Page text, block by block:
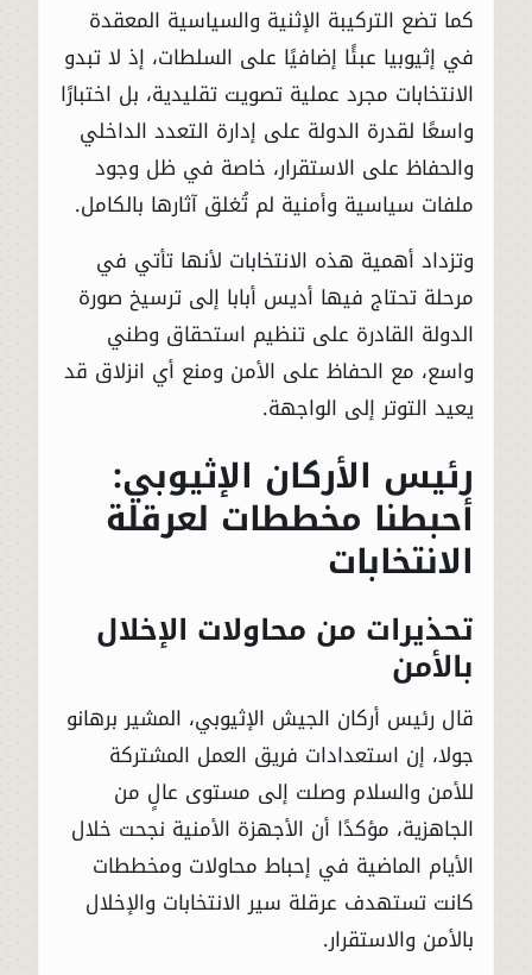
كما تضع التركيبة الإثنية والسياسية المعقدة
في إثيوبيا عبئًا إضافيًا على السلطات، إذ لا تبدو
الانتخابات مجرد عملية تصويت تقليدية، بل اختبارًا
واسعًا لقدرة الدولة على إدارة التعدد الداخلي
والحفاظ على الاستقرار، خاصة في ظل وجود
ملفات سياسية وأمنية لم تُغلق آثارها بالكامل.
وتزداد أهمية هذه الانتخابات لأنها تأتي في
مرحلة تحتاج فيها أديس أبابا إلى ترسيخ صورة
الدولة القادرة على تنظيم استحقاق وطني
واسع، مع الحفاظ على الأمن ومنع أي انزلاق قد
يعيد التوتر إلى الواجهة.
رئيس الأركان الإثيوبي:
أحبطنا مخططات لعرقلة
الانتخابات
تحذيرات من محاولات الإخلال
بالأمن
قال رئيس أركان الجيش الإثيوبي، المشير برهانو
جولا، إن استعدادات فريق العمل المشتركة
للأمن والسلام وصلت إلى مستوى عالٍ من
الجاهزية، مؤكدًا أن الأجهزة الأمنية نجحت خلال
الأيام الماضية في إحباط محاولات ومخططات
كانت تستهدف عرقلة سير الانتخابات والإخلال
بالأمن والاستقرار.